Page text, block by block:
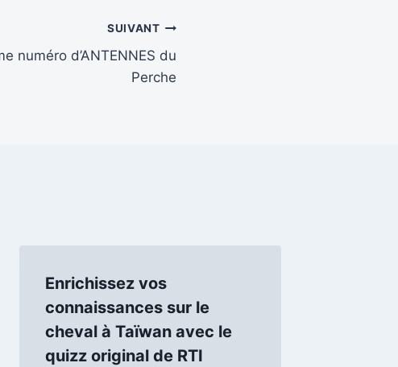
SUIVANT
numéro d’ANTENNES du
Perche
Enrichissez vos
connaissances sur le
cheval à Taïwan avec le
quizz original de RTI